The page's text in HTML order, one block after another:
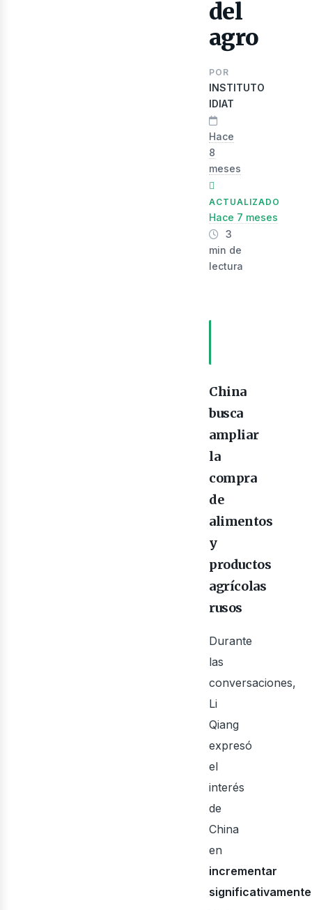
del
agro
POR
INSTITUTO
IDIAT
Hace
8
meses
ACTUALIZADO
Hace 7 meses
3
min de
lectura
China
busca
ampliar
la
compra
de
alimentos
y
productos
agrícolas
rusos
Durante
las
conversaciones,
Li
Qiang
expresó
el
interés
de
China
en
incrementar
significativamente